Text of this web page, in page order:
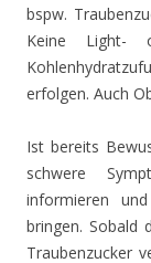
bspw.
Keine Light-
erfolgen. Auch
Ist bereits
schwere
informieren
bringen. Sobald
Traubenzucker